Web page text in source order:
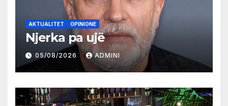
AKTUALITET OPINIONE
Njerka pa ujë
05/08/2026 ADMINI